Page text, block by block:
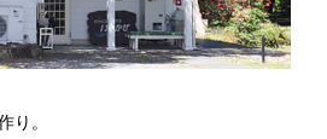
り。